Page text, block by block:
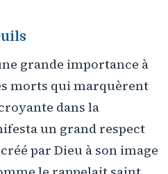
grande importance à
morts qui marquèrent
dans la
un grand respect
par Dieu à son image